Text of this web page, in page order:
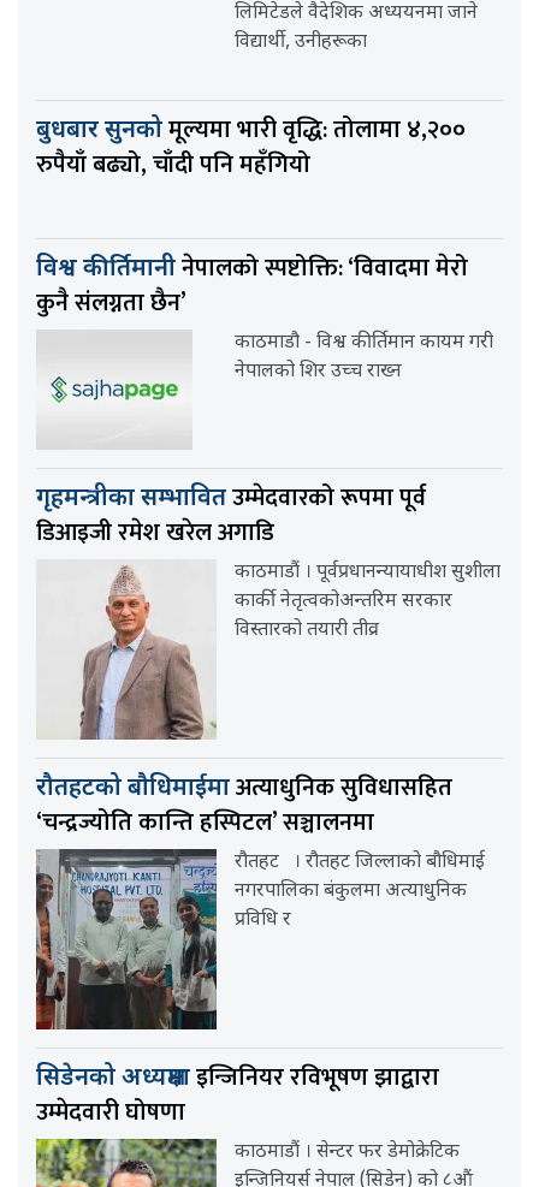
लिमिटेडले वैदेशिक अध्ययनमा जाने
विद्यार्थी, उनीहरूका
बुधबार सुनकोमूल्यमा भारी वृद्धि: तोलामा ४,२००
रुपैयाँ बढ्यो, चाँदी पनि महँगियो
विश्व कीर्तिमानीनेपालको स्पष्टोक्ति: ‘विवादमा मेरो
कुनै संलग्नता छैन’
काठमाडौ - विश्व कीर्तिमान कायम गरी
नेपालको शिर उच्च राख्न
गृहमन्त्रीका सम्भावितउम्मेदवारको रूपमा पूर्व
डिआइजी रमेश खरेल अगाडि
काठमाडौं । पूर्वप्रधानन्यायाधीश सुशीला
कार्की नेतृत्वकोअन्तरिम सरकार
विस्तारको तयारी तीव्र
रौतहटको बौधिमाईमाअत्याधुनिक सुविधासहित
‘चन्द्रज्योति कान्ति हस्पिटल’ सञ्चालनमा
रौतहट । रौतहट जिल्लाको बौधिमाई
नगरपालिका बंकुलमा अत्याधुनिक
प्रविधि र
सिडेनको अध्यक्षमाइन्जिनियर रविभूषण झाद्वारा
उम्मेदवारी घोषणा
काठमाडौं । सेन्टर फर डेमोक्रेटिक
इन्जिनियर्स नेपाल (सिडेन) को ८औं